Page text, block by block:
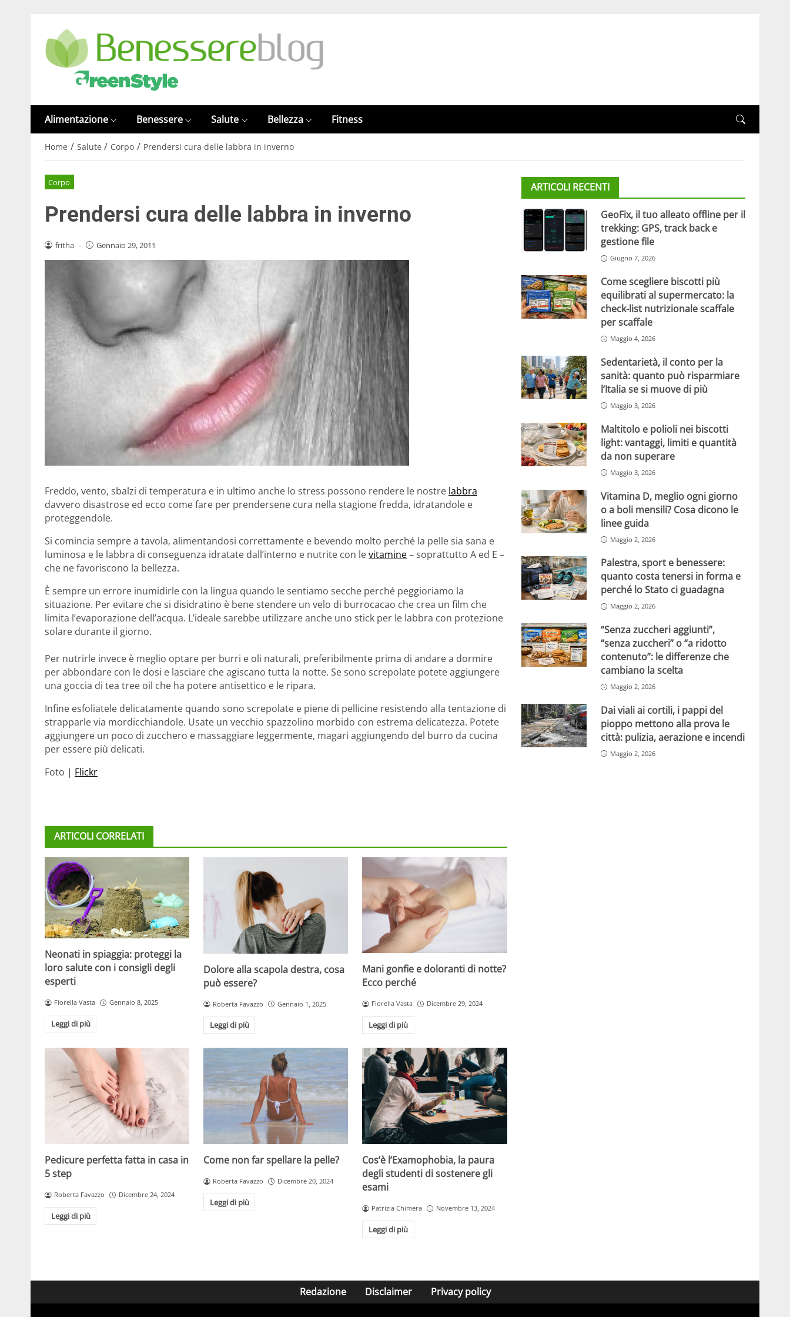
Alimentazione Benessere Salute Bellezza Fitness
Home / Salute / Corpo / Prendersi cura delle labbra in inverno
Corpo
Prendersi cura delle labbra in inverno
fritha - Gennaio 29, 2011
Freddo, vento, sbalzi di temperatura e in ultimo anche lo stress possono rendere le nostre labbra
davvero disastrose ed ecco come fare per prendersene cura nella stagione fredda, idratandole e
proteggendole.
Si comincia sempre a tavola, alimentandosi correttamente e bevendo molto perché la pelle sia sana e
luminosa e le labbra di conseguenza idratate dall’interno e nutrite con levitamine– soprattutto A ed E –
che ne favoriscono la bellezza.
È sempre un errore inumidirle con la lingua quando le sentiamo secche perché peggioriamo la
situazione. Per evitare che si disidratino è bene stendere un velo di burrocacao che crea un film che
limita l’evaporazione dell’acqua. L’ideale sarebbe utilizzare anche uno stick per le labbra con protezione
solare durante il giorno.
Per nutrirle invece è meglio optare per burri e oli naturali, preferibilmente prima di andare a dormire
per abbondare con le dosi e lasciare che agiscano tutta la notte. Se sono screpolate potete aggiungere
una goccia di tea tree oil che ha potere antisettico e le ripara.
Infine esfoliatele delicatamente quando sono screpolate e piene di pellicine resistendo alla tentazione di
strapparle via mordicchiandole. Usate un vecchio spazzolino morbido con estrema delicatezza. Potete
aggiungere un poco di zucchero e massaggiare leggermente, magari aggiungendo del burro da cucina
per essere più delicati.
Foto | Flickr
ARTICOLI CORRELATI
Neonati in spiaggia: proteggi la
loro salute con i consigli degli
esperti
Fiorella Vasta Gennaio 8, 2025
Leggi di più
Dolore alla scapola destra, cosa
può essere?
Roberta Favazzo Gennaio 1, 2025
Leggi di più
Mani gonfie e doloranti di notte?
Ecco perché
Fiorella Vasta Dicembre 29, 2024
Leggi di più
Pedicure perfetta fatta in casa in
5 step
Roberta Favazzo Dicembre 24, 2024
Leggi di più
Come non far spellare la pelle?
Roberta Favazzo Dicembre 20, 2024
Leggi di più
Cos’è l’Examophobia, la paura
degli studenti di sostenere gli
esami
Patrizia Chimera Novembre 13, 2024
Leggi di più
ARTICOLI RECENTI
GeoFix, il tuo alleato offline per il
trekking: GPS, track back e
gestione file
Giugno 7, 2026
Come scegliere biscotti più
equilibrati al supermercato: la
check-list nutrizionale scaffale
per scaffale
Maggio 4, 2026
Sedentarietà, il conto per la
sanità: quanto può risparmiare
l’Italia se si muove di più
Maggio 3, 2026
Maltitolo e polioli nei biscotti
light: vantaggi, limiti e quantità
da non superare
Maggio 3, 2026
Vitamina D, meglio ogni giorno
o a boli mensili? Cosa dicono le
linee guida
Maggio 2, 2026
Palestra, sport e benessere:
quanto costa tenersi in forma e
perché lo Stato ci guadagna
Maggio 2, 2026
“Senza zuccheri aggiunti”,
“senza zuccheri” o “a ridotto
contenuto”: le differenze che
cambiano la scelta
Maggio 2, 2026
Dai viali ai cortili, i pappi del
pioppo mettono alla prova le
città: pulizia, aerazione e incendi
Maggio 2, 2026
Redazione Disclaimer Privacy policy